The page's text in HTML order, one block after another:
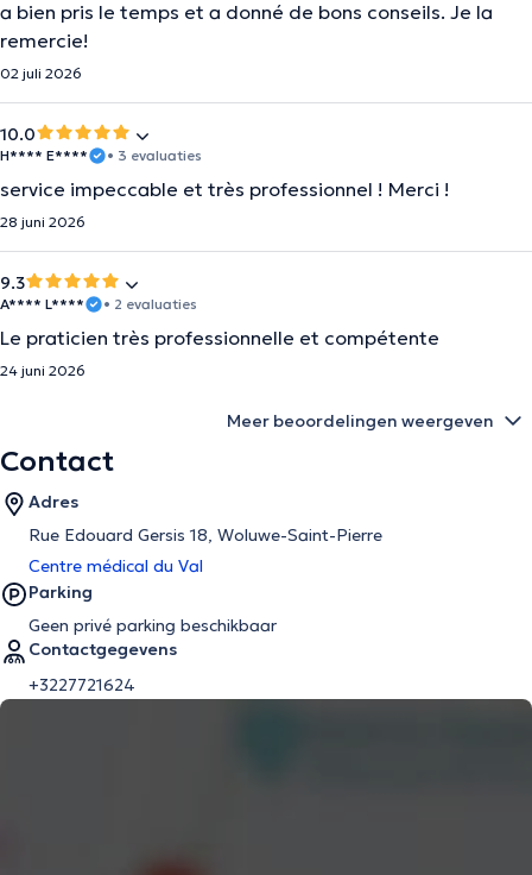
a bien pris le temps et a donné de bons conseils. Je la
remercie!
02 juli 2026
10.0
H**** E**** • 3 evaluaties
service impeccable et très professionnel ! Merci !
28 juni 2026
9.3
A**** L**** • 2 evaluaties
Le praticien très professionnelle et compétente
24 juni 2026
Meer beoordelingen weergeven
Contact
Adres
Rue Edouard Gersis 18, Woluwe-Saint-Pierre
Centre médical du Val
Parking
Geen privé parking beschikbaar
Contactgegevens
+3227721624